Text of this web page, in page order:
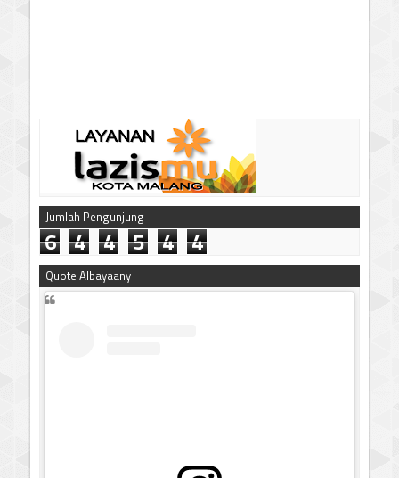
Jumlah Pengunjung
6 4 4 5 4 4
Quote Albayaany